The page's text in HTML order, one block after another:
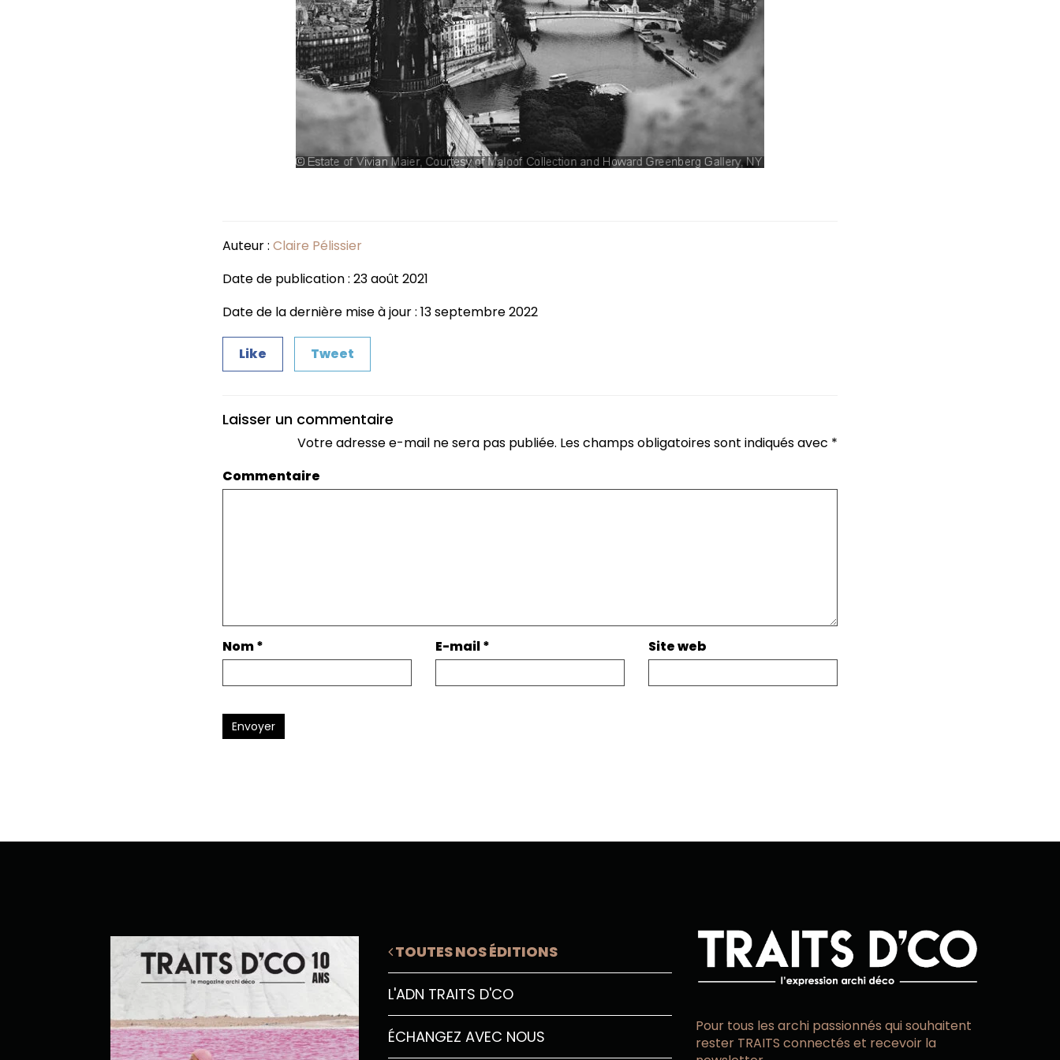
Auteur : Claire Pélissier
Date de publication : 23 août 2021
Date de la dernière mise à jour : 13 septembre 2022
Like Tweet
Laisser un commentaire
Votre adresse e-mail ne sera pas publiée. Les champs obligatoires sont indiqués avec *
Commentaire
Nom* E-mail* Site web
Envoyer
TOUTES NOS ÉDITIONS
L'ADN TRAITS D'CO
ÉCHANGEZ AVEC NOUS
Pour tous les archi passionnés qui souhaitent
rester TRAITS connectés et recevoir la